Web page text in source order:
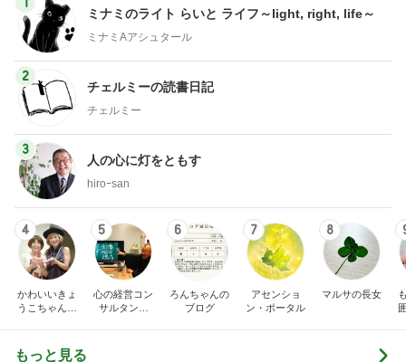
ミナミのライト らいと ライフ～light, right, life～
ミナミAアシュタール
2
チェルミーの読書日記
チェルミー
3
人の心に灯をともす
hiroｰsan
4
かわいいきょ
うこちゃんブ
5
心の経営コン
サルタント
6
ろんちゃんの
ブログ
7
アセンショ
ン・ポータル
8
マルサの長女
もっと見る